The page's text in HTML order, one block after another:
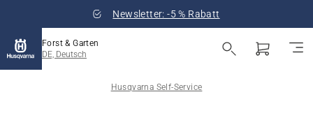
Newsletter: -5 % Rabatt
Forst & Garten
DE, Deutsch
Husqvarna Self-Service